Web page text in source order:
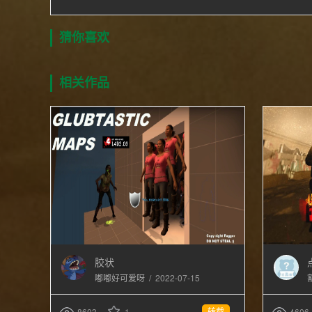
猜你喜欢
相关作品
胶状
嘟嘟好可爱呀 / 2022-07-15